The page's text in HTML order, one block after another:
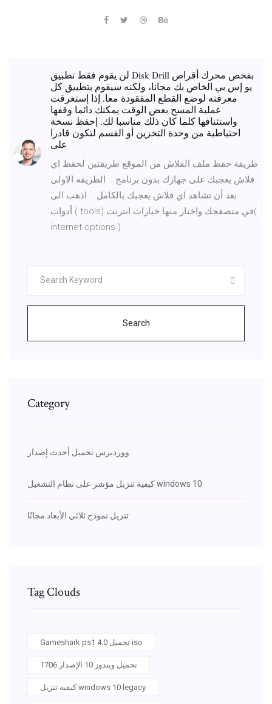
لن يقوم فقط تطبيق Disk Drill بفحص محرك أقراص
يو إس بي الخاص بك مجانا، ولكنه سيقوم بتطبيق كل
معرفته لوضع القطع المفقودة معا. إذا إستغرقت
عملية المسح بعض الوقت يمكنك دائما وقفها
واستئنافها كلما كان ذلك مناسبا لك. إحفظ نسخة
احتياطية من وحدة التخزين أو القسم لتكون قادرا
على
طريقة حفظ ملف الفلاش من الموقع طريقتين لحفظ اي
فلاش يعجبك على جهازك بدون برنامج .. الطريقه الاولى
: بعد أن تشاهد اي فلاش يعجبك بالكامل .. اذهب الى
أدوات ( tools) في متصفحك واختار منها خيارات انترنت(
internet options ) .
Search
Category
ووردبرس تحميل أحدث إصدار
كيفية تنزيل مؤشر على نظام التشغيل windows 10
تنزيل نموذج ثلاثي الأبعاد مجانًا
Tag Clouds
Gameshark ps1 4.0 تحميل iso
تحميل ويندوز 10 الإصدار 1706
كيفية تنزيل windows 10 legacy